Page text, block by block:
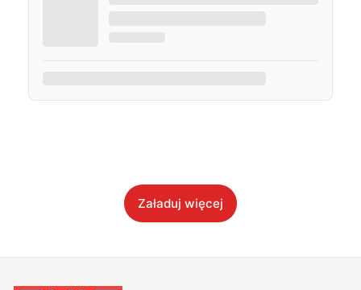
Załaduj więcej